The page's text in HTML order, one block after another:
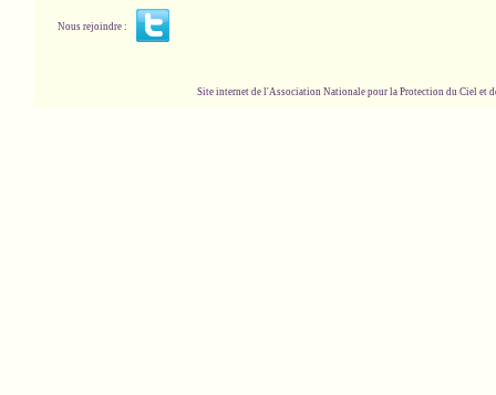
Nous rejoindre :
Site internet de l'Association Nationale pour la Protection du Ciel et de